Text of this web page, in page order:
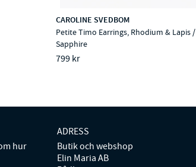
CAROLINE SVEDBOM
Petite Timo Earrings, Rhodium & Lapis /
Sapphire
799 kr
hur
ADRESS
Butik och webshop
Elin Maria AB